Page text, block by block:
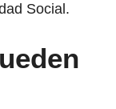
Social.